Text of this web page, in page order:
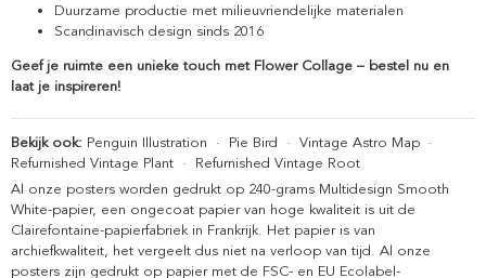
Duurzame productie met milieuvriendelijke materialen
Scandinavisch design sinds 2016
Geef je ruimte een unieke touch met Flower Collage – bestel nu en
laat je inspireren!
Bekijk ook: Penguin Illustration · Pie Bird · Vintage Astro Map ·
Refurnished Vintage Plant · Refurnished Vintage Root
Al onze posters worden gedrukt op 240-grams Multidesign Smooth
White-papier, een ongecoat papier van hoge kwaliteit is uit de
Clairefontaine-papierfabriek in Frankrijk. Het papier is van
archiefkwaliteit, het vergeelt dus niet na verloop van tijd. Al onze
posters zijn gedrukt op papier met de FSC- en EU Ecolabel-